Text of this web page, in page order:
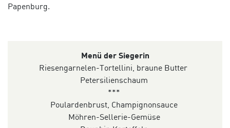
Papenburg.
Menü der Siegerin
Riesengarnelen-Tortellini, braune Butter
Petersilienschaum
***
Poulardenbrust, Champignonsauce
Möhren-Sellerie-Gemüse